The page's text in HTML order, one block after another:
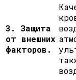
3. Защита
от внешних
факторов.